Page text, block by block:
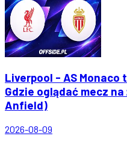
Liverpool - AS Monaco
Gdzie oglądać mecz
Anfield)
2026-08-09